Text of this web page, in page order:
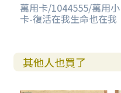
萬用卡/1044555/萬用小
卡-復活在我生命也在我
其他人也買了